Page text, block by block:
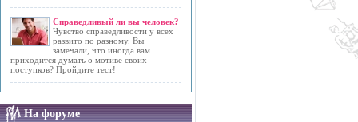
Справедливый ли вы человек?
Чувство справедливости у всех
развито по разному. Вы
замечали, что иногда вам
приходится думать о мотиве своих
поступков? Пройдите тест!
На форуме